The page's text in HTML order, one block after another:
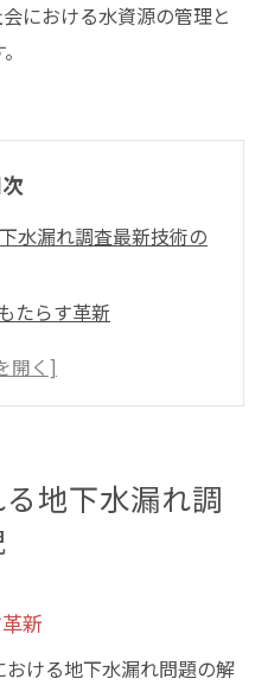
における水資源の管理と
水漏れ調査最新技術の
たらす革新
とその利点
とその成果
もたらす地域社会への
の提供
地下水漏れ調
新
ける地下水漏れ問題の解